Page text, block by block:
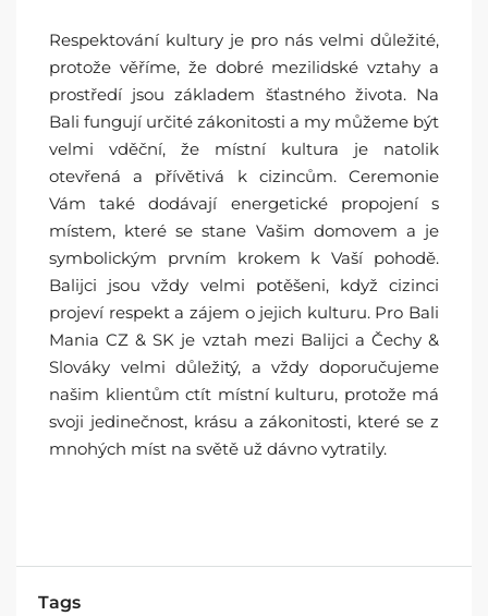
Respektování kultury je pro nás velmi důležité,
protože věříme, že dobré mezilidské vztahy a
prostředí jsou základem šťastného života. Na
Bali fungují určité zákonitosti a my můžeme být
velmi vděční, že místní kultura je natolik
otevřená a přívětivá k cizincům. Ceremonie
Vám také dodávají energetické propojení s
místem, které se stane Vašim domovem a je
symbolickým prvním krokem k Vaší pohodě.
Balijci jsou vždy velmi potěšeni, když cizinci
projeví respekt a zájem o jejich kulturu. Pro Bali
Mania CZ & SK je vztah mezi Balijci a Čechy &
Slováky velmi důležitý, a vždy doporučujeme
našim klientům ctít místní kulturu, protože má
svoji jedinečnost, krásu a zákonitosti, které se z
mnohých míst na světě už dávno vytratily.
Tags